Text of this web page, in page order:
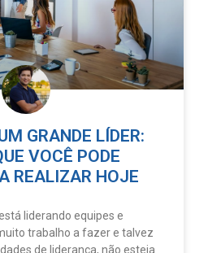
GRANDE LÍDER:
VOCÊ PODE
REALIZAR HOJE
liderando equipes e
trabalho a fazer e talvez
de liderança, não esteja